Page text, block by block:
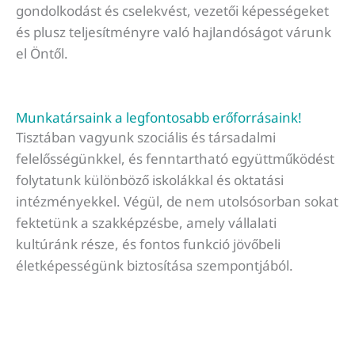
gondolkodást és cselekvést, vezetői képességeket
és plusz teljesítményre való hajlandóságot várunk
el Öntől.
Munkatársaink a legfontosabb erőforrásaink!
Tisztában vagyunk szociális és társadalmi
felelősségünkkel, és fenntartható együttműködést
folytatunk különböző iskolákkal és oktatási
intézményekkel. Végül, de nem utolsósorban sokat
fektetünk a szakképzésbe, amely vállalati
kultúránk része, és fontos funkció jövőbeli
életképességünk biztosítása szempontjából.